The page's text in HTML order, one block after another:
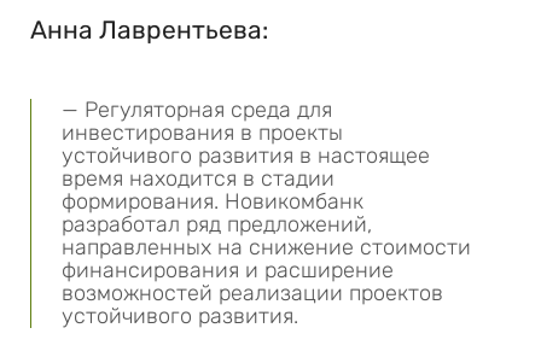
Анна Лаврентьева:
— Регуляторная среда для
инвестирования в проекты
устойчивого развития в настоящее
время находится в стадии
формирования. Новикомбанк
разработал ряд предложений,
направленных на снижение стоимости
финансирования и расширение
возможностей реализации проектов
устойчивого развития.